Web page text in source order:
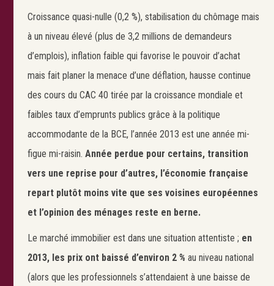
Croissance quasi-nulle (0,2 %), stabilisation du chômage mais
à un niveau élevé (plus de 3,2 millions de demandeurs
d’emplois), inflation faible qui favorise le pouvoir d’achat
mais fait planer la menace d’une déflation, hausse continue
des cours du CAC 40 tirée par la croissance mondiale et
faibles taux d’emprunts publics grâce à la politique
accommodante de la BCE, l’année 2013 est une année mi-
figue mi-raisin. Année perdue pour certains, transition
vers une reprise pour d’autres, l’économie française
repart plutôt moins vite que ses voisines européennes
et l’opinion des ménages reste en berne.
Le marché immobilier est dans une situation attentiste ; en
2013, les prix ont baissé d’environ 2 % au niveau national
(alors que les professionnels s’attendaient à une baisse de